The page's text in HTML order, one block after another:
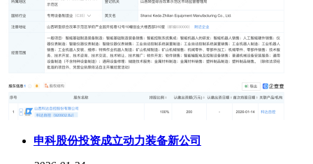
申科股份投资成立动力装备新公司